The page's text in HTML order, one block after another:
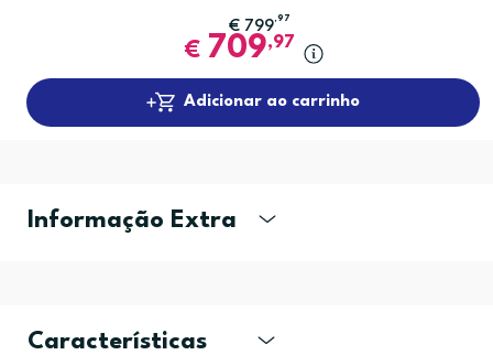
€ 799 ,97
€ 709,97
Adicionar ao carrinho
Informação Extra
Características